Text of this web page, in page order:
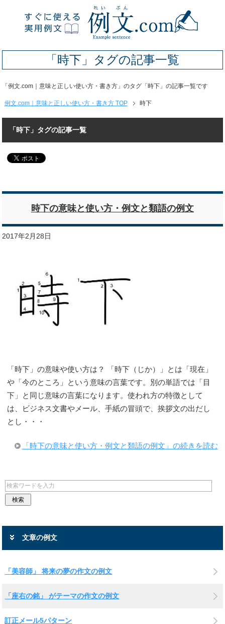
「時下」タグの記事一覧
「例文.com｜意味と正しい使い方・書き方」のタグ「時下」の記事一覧です
例文.com｜意味と正しい使い方・書き方 TOP 時下
「時下」タグの記事一覧
時下の意味と使い方・例文と類語の例文
2017年2月28日
「時下」の意味や使い方は？ 「時下（じか）」とは「現在」
や「今のところ」という意味の言葉です。別の単語では「目
下」と同じ意味の言葉になります。使われ方の特徴として
は、ビジネス文書やメール、手紙の冒頭で、挨拶文の出だし
とし・・・
「時下の意味と使い方・例文と類語の例文」の続きを読む
文章の例文
「美容師」 将来の夢の作文の例文
「座右の銘」 がテーマの作文の例文
訂正メール5パターン